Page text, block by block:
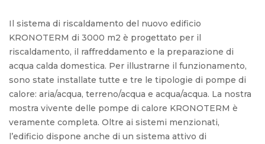
Il sistema di riscaldamento del nuovo edificio
KRONOTERM di 3000 m2 è progettato per il
riscaldamento, il raffreddamento e la preparazione di
acqua calda domestica. Per illustrarne il funzionamento,
sono state installate tutte e tre le tipologie di pompe di
calore: aria/acqua, terreno/acqua e acqua/acqua. La nostra
mostra vivente delle pompe di calore KRONOTERM è
veramente completa. Oltre ai sistemi menzionati,
l’edificio dispone anche di un sistema attivo di